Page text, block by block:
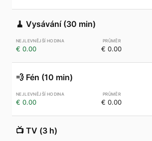
🧹 Vysávání (30 min)
€ 0.00 € 0.00
💨 Fén (10 min)
€ 0.00 € 0.00
📺 TV (3 h)